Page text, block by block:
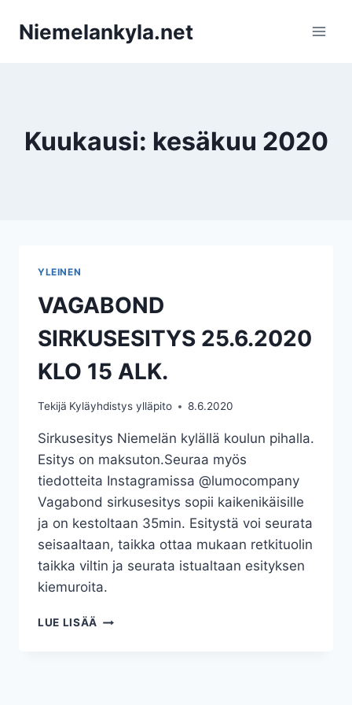
sisältöön
Niemelankyla.net
Kuukausi: kesäkuu 2020
YLEINEN
VAGABOND
SIRKUSESITYS 25.6.2020
KLO 15 ALK.
Tekijä Kyläyhdistys ylläpito 8.6.2020
Sirkusesitys Niemelän kylällä koulun pihalla.
Esitys on maksuton.Seuraa myös
tiedotteita Instagramissa @lumocompany
Vagabond sirkusesitys sopii kaikenikäisille
ja on kestoltaan 35min. Esitystä voi seurata
seisaaltaan, taikka ottaa mukaan retkituolin
taikka viltin ja seurata istualtaan esityksen
kiemuroita.
LUE LISÄÄ VAGABOND